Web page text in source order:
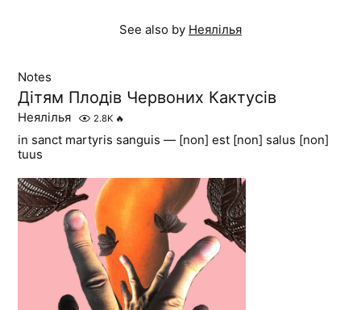
See also by Неялілья
Notes
Дітям Плодів Червоних Кактусів
Неялілья 2.8K 🔥
in sanct martyris sanguis — [non] est [non] salus [non]
tuus